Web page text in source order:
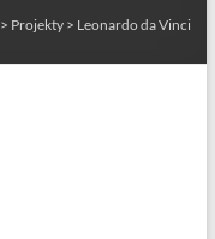
> Projekty > Leonardo da Vinci